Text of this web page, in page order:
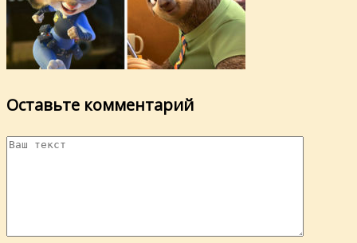
Оставьте комментарий